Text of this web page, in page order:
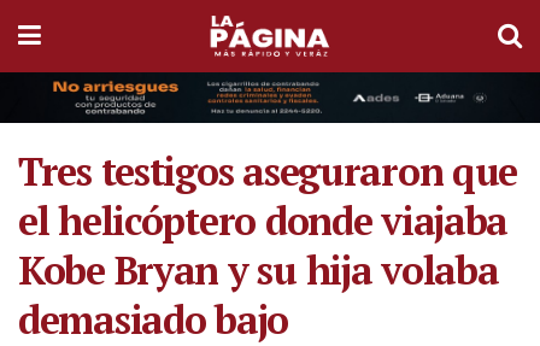
Tres testigos aseguraron que
el helicóptero donde viajaba
Kobe Bryan y su hija volaba
demasiado bajo